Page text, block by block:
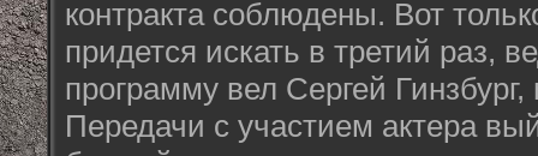
контракта соблюдены. Вот
придется искать в третий раз,
программу вел Сергей
Передачи с участием актера